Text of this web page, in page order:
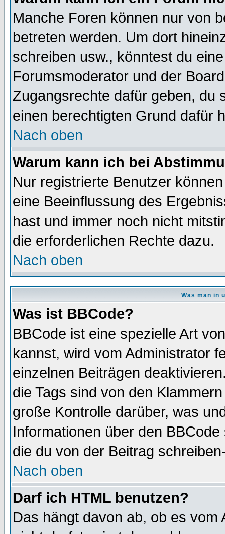
Manche Foren können nur von
betreten werden. Um dort
schreiben usw., könntest du
Forumsmoderator und der
Zugangsrechte dafür geben, du
einen berechtigten Grund dafür
Nach oben
Warum kann ich bei
Nur registrierte Benutzer
eine Beeinflussung des
hast und immer noch nicht
die erforderlichen Rechte dazu.
Nach oben
Was man in
Was ist BBCode?
BBCode ist eine spezielle Art
kannst, wird vom Administrator
einzelnen Beiträgen
die Tags sind von den
große Kontrolle darüber, was
Informationen über den
die du von der Beitrag
Nach oben
Darf ich HTML benutzen?
Das hängt davon ab, ob es